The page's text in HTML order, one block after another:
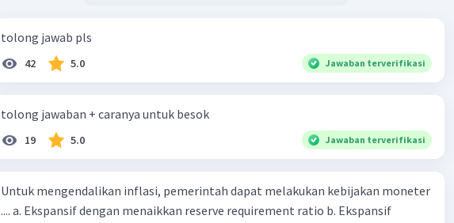
tolong jawab pls
42 5.0 Jawaban terverifikasi
tolong jawaban + caranya untuk besok
19 5.0 Jawaban terverifikasi
Untuk mengendalikan inflasi, pemerintah dapat melakukan kebijakan moneter
.... a. Ekspansif dengan menaikkan reserve requirement ratio b. Ekspansif